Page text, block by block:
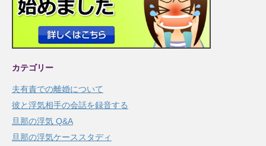
カテゴリー
夫有責での離婚について
彼と浮気相手の会話を録音する
旦那の浮気 Q&A
旦那の浮気ケーススタディ